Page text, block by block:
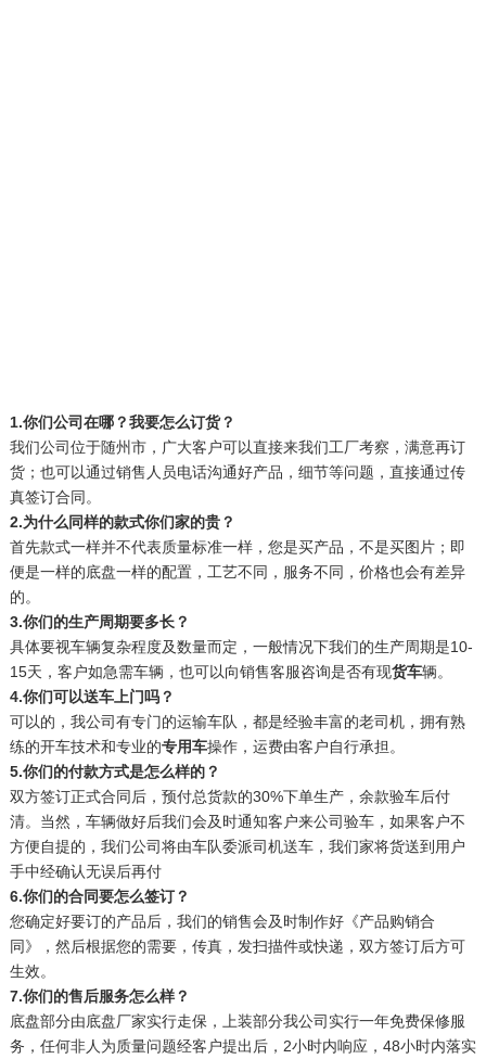
1.你们公司在哪？我要怎么订货？
我们公司位于随州市，广大客户可以直接来我们工厂考察，满意再订
货；也可以通过销售人员电话沟通好产品，细节等问题，直接通过传
真签订合同。
2.为什么同样的款式你们家的贵？
首先款式一样并不代表质量标准一样，您是买产品，不是买图片；即
便是一样的底盘一样的配置，工艺不同，服务不同，价格也会有差异
的。
3.你们的生产周期要多长？
具体要视车辆复杂程度及数量而定，一般情况下我们的生产周期是10-
15天，客户如急需车辆，也可以向销售客服咨询是否有现货车辆。
4.你们可以送车上门吗？
可以的，我公司有专门的运输车队，都是经验丰富的老司机，拥有熟
练的开车技术和专业的专用车操作，运费由客户自行承担。
5.你们的付款方式是怎么样的？
双方签订正式合同后，预付总货款的30%下单生产，余款验车后付
清。当然，车辆做好后我们会及时通知客户来公司验车，如果客户不
方便自提的，我们公司将由车队委派司机送车，我们家将货送到用户
手中经确认无误后再付
6.你们的合同要怎么签订？
您确定好要订的产品后，我们的销售会及时制作好《产品购销合
同》，然后根据您的需要，传真，发扫描件或快递，双方签订后方可
生效。
7.你们的售后服务怎么样？
底盘部分由底盘厂家实行走保，上装部分我公司实行一年免费保修服
务，任何非人为质量问题经客户提出后，2小时内响应，48小时内落实